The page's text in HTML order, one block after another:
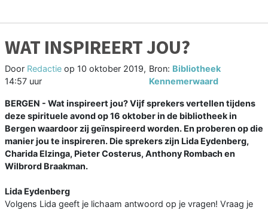
WAT INSPIREERT JOU?
Door Redactie op 10 oktober 2019,
14:57 uur
Bron: Bibliotheek
Kennemerwaard
BERGEN - Wat inspireert jou? Vijf sprekers vertellen tijdens
deze spirituele avond op 16 oktober in de bibliotheek in
Bergen waardoor zij geïnspireerd worden. En proberen op die
manier jou te inspireren. Die sprekers zijn Lida Eydenberg,
Charida Elzinga, Pieter Costerus, Anthony Rombach en
Wilbrord Braakman.
Lida Eydenberg
Volgens Lida geeft je lichaam antwoord op je vragen! Vraag je